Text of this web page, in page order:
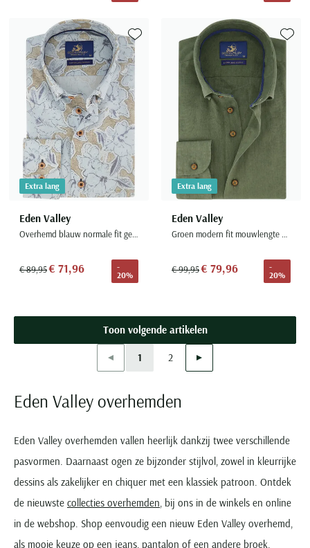
Eden Valley
Overhemd blauw normale fit geprint oranje knoop
€ 89,95€ 71,96
-
20%
Extra lang
Toevoegen aan favorieten
Eden Valley
Groen modern fit mouwlengte 7 overhemd
€ 99,95€ 79,96
-
20%
Extra lang
Toon volgende artikelen
Vorige
Current Page
1
Page
2 Volgende
Eden Valley overhemden
Eden Valley overhemden vallen heerlijk dankzij twee verschillende
pasvormen. Daarnaast ogen ze bijzonder stijlvol, zowel in kleurrijke
dessins als zakelijker en chiquer met een klassiek patroon. Ontdek
de nieuwste collecties overhemden, bij ons in de winkels en online
in de webshop. Shop eenvoudig een nieuw Eden Valley overhemd,
als mooie keuze op een jeans, pantalon of een andere broek.